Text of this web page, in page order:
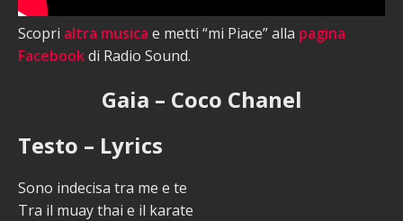
Scopri altra musica e metti “mi Piace” alla pagina
Facebookdi Radio Sound.
Gaia – Coco Chanel
Testo – Lyrics
Sono indecisa tra me e te
Tra il muay thai e il karate